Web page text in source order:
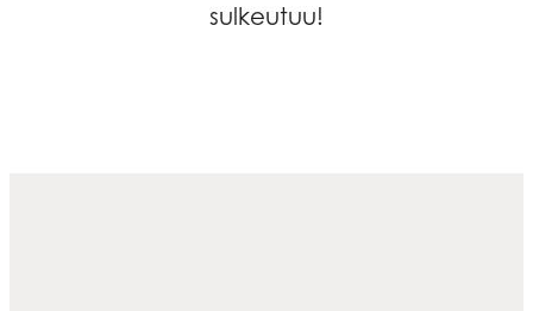
sulkeutuu!